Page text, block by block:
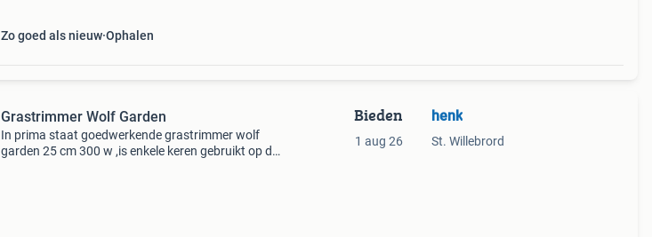
Zo goed als nieuw Ophalen
Grastrimmer Wolf Garden
In prima staat goedwerkende grastrimmer wolf
garden 25 cm 300 w ,is enkele keren gebruikt op de
Bieden
1 aug 26
henk
St. Willebrord